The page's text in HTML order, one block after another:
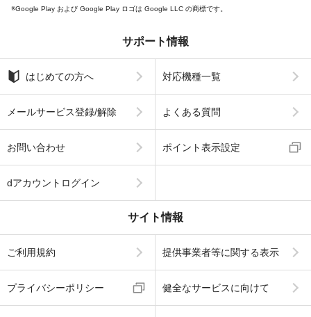
Google Play および Google Play ロゴは Google LLC の商標です。
サポート情報
はじめての方へ 対応機種一覧
メールサービス登録/解除 よくある質問
お問い合わせ ポイント表示設定
dアカウントログイン
サイト情報
ご利用規約 提供事業者等に関する表示
プライバシーポリシー 健全なサービスに向けて